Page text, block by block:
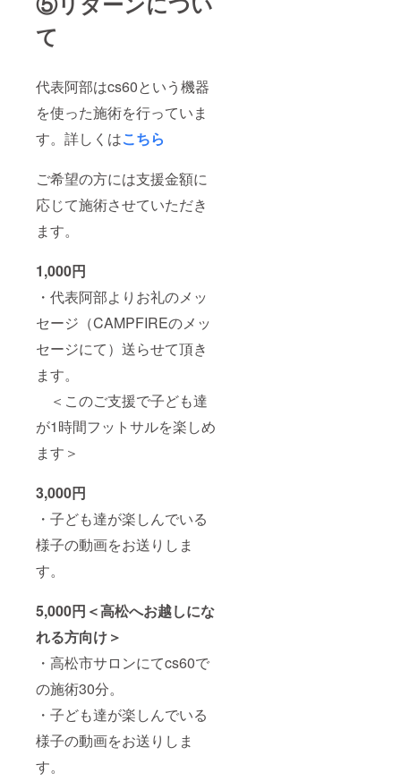
て
代表阿部はcs60という機器
を使った施術を行っていま
す。詳しくはこちら
ご希望の方には支援金額に
応じて施術させていただき
ます。
1,000円
・代表阿部よりお礼のメッ
セージ（CAMPFIREのメッ
セージにて）送らせて頂き
ます。
＜このご支援で子ども達
が1時間フットサルを楽しめ
ます＞
3,000円
・子ども達が楽しんでいる
様子の動画をお送りしま
す。
5,000円＜高松へお越しにな
れる方向け＞
・高松市サロンにてcs60で
の施術30分。
・子ども達が楽しんでいる
様子の動画をお送りしま
す。